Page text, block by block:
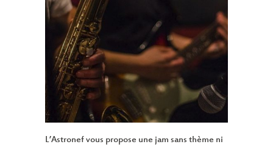
L’Astronef vous propose une jam sans thème ni